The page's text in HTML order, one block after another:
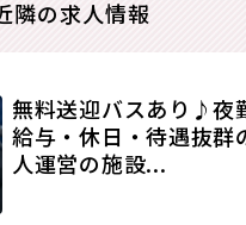
隣の求人情報
無料送迎バスあり♪夜
給与・休日・待遇抜群
人運営の施設...